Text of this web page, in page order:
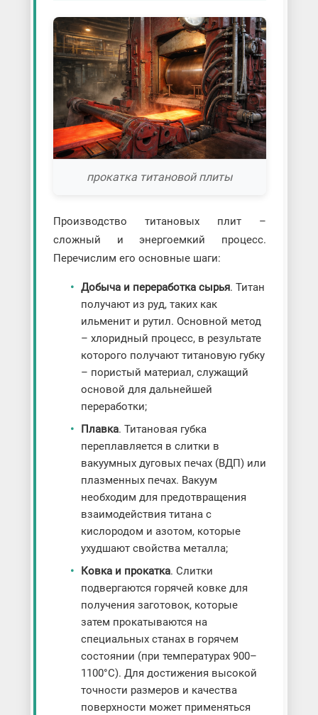
прокатка титановой плиты
Производство титановых плит –
сложный и энергоемкий процесс.
Перечислим его основные шаги:
Добыча и переработка сырья. Титан
получают из руд, таких как
ильменит и рутил. Основной метод
– хлоридный процесс, в результате
которого получают титановую губку
– пористый материал, служащий
основой для дальнейшей
переработки;
Плавка. Титановая губка
переплавляется в слитки в
вакуумных дуговых печах (ВДП) или
плазменных печах. Вакуум
необходим для предотвращения
взаимодействия титана с
кислородом и азотом, которые
ухудшают свойства металла;
Ковка и прокатка. Слитки
подвергаются горячей ковке для
получения заготовок, которые
затем прокатываются на
специальных станах в горячем
состоянии (при температурах 900–
1100°C). Для достижения высокой
точности размеров и качества
поверхности может применяться